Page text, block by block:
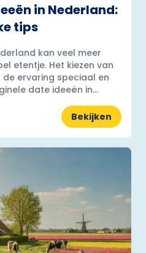
in Nederland:
tips
kan veel meer
etentje. Het kiezen van
ervaring speciaal en
date ideeën in...
Bekijken